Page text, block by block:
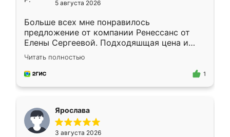
5 августа 2026
Больше всех мне понравилось
предложение от компании Ренессанс от
Елены Сергеевой. Подходяшщая цена и
короткие сроки изготовления. Приехавший
для замера сотрудник Владислав
предложил по моему эскизу самый
Читать полностью
1
Ярослава
3 августа 2026